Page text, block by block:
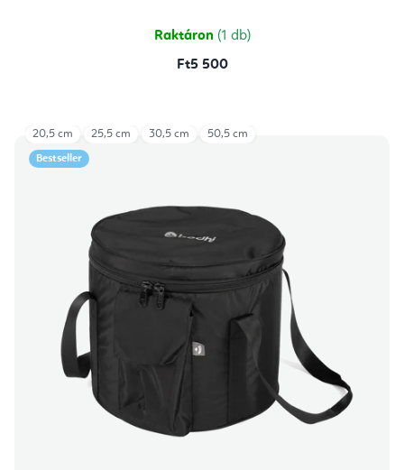
Raktáron (1 db)
Ft5 500
Bestseller
20,5 cm 25,5 cm 30,5 cm 50,5 cm